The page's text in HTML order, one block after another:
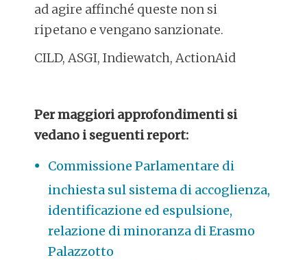
ad agire affinché queste non si
ripetano e vengano sanzionate.
CILD, ASGI, Indiewatch, ActionAid
Per maggiori approfondimenti si
vedano i seguenti report:
Commissione Parlamentare di
inchiesta sul sistema di accoglienza,
identificazione ed espulsione,
relazione di minoranza di Erasmo
Palazzotto